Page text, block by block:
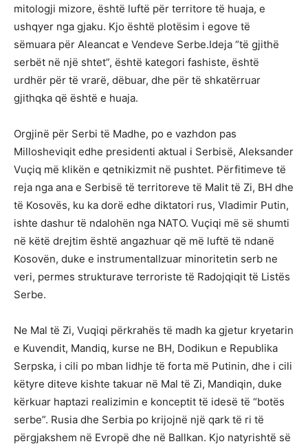
mitologji mizore, është luftë për territore të huaja, e
ushqyer nga gjaku. Kjo është plotësim i egove të
sëmuara për Aleancat e Vendeve Serbe.Ideja “të gjithë
serbët në një shtet”, është kategori fashiste, është
urdhër për të vrarë, dëbuar, dhe për të shkatërruar
gjithqka që është e huaja.
Orgjinë për Serbi të Madhe, po e vazhdon pas
Millosheviqit edhe presidenti aktual i Serbisë, Aleksander
Vuçiq më klikën e qetnikizmit në pushtet. Përfitimeve të
reja nga ana e Serbisë të territoreve të Malit të Zi, BH dhe
të Kosovës, ku ka dorë edhe diktatori rus, Vladimir Putin,
ishte dashur të ndalohën nga NATO. Vuçiqi më së shumti
në këtë drejtim është angazhuar që më luftë të ndanë
Kosovën, duke e instrumentalIzuar minoritetin serb ne
veri, permes strukturave terroriste të Radojqiqit të Listës
Serbe.
Ne Mal të Zi, Vuqiqi përkrahës të madh ka gjetur kryetarin
e Kuvendit, Mandiq, kurse ne BH, Dodikun e Republika
Serpska, i cili po mban lidhje të forta më Putinin, dhe i cili
këtyre diteve kishte takuar në Mal të Zi, Mandiqin, duke
kërkuar haptazi realizimin e konceptit të idesë të “botës
serbe”. Rusia dhe Serbia po krijojnë një qark të ri të
përgjakshem në Evropë dhe në Ballkan. Kjo natyrishtë së